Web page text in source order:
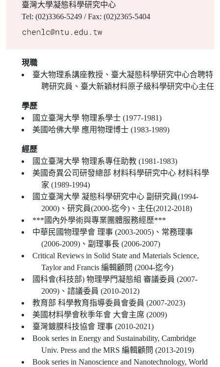
臺灣大學凝態科學研究中心
Tel: (02)3366-5249 / Fax: (02)2365-5404
現職
臺大物理系講座教授、臺大凝態科學研究中心合聘特
聘研究員、臺大新穎材料原子級科學研究中心主任
學歷
國立臺灣大學 物理系學士 (1977-1981)
美國哈佛大學 應用物理博士 (1983-1989)
經歷
國立臺灣大學 物理系專任助教 (1981-1983)
美國奇異公司研發總部 材料科學研究中心 材料科學
家 (1989-1994)
國立臺灣大學 凝態科學研究中心 副研究員(1994-
2000)、研究員(2000-迄今)、主任(2012-2018)
***國內外學術與專業團體服務經歷***
中華民國物理學會 理事 (2003-2005)、常務理事
(2006-2009)、副理事長 (2006-2007)
Critical Reviews in Solid State and Materials Science,
Taylor and Francis 編輯顧問 (2004-迄今)
國科會(科技部) 物理學門凝態組 審議委員 (2007-
2009)、諮議委員 (2010-2012)
教育部 科學教育指導委員會委員 (2007-2023)
美國材料學會秋季年會 大會主席 (2009)
臺灣鍍膜科技協會 理事 (2010-2021)
Book series in Energy and Sustainability, Cambridge
Univ. Press and the MRS 編輯顧問 (2013-2019)
Book series in Nanoscience and Nanotechnology, World